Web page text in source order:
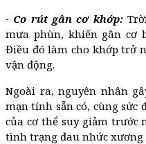
- Co rút gân cơ khớp:
mưa phùn, khiến gân cơ
Điều đó làm cho khớp trở
vận động.
Ngoài ra, nguyên nhân
mạn tính sẵn có, cùng sức
của cơ thể suy giảm trước
tình trạng đau nhức xương